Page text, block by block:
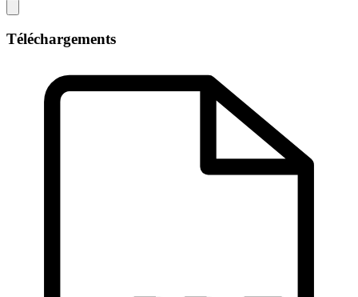
Téléchargements